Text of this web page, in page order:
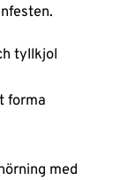
tyllkjol
forma
med